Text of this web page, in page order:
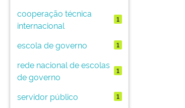
cooperação técnica
internacional
1
escola de governo 1
rede nacional de escolas
de governo
1
servidor público 1